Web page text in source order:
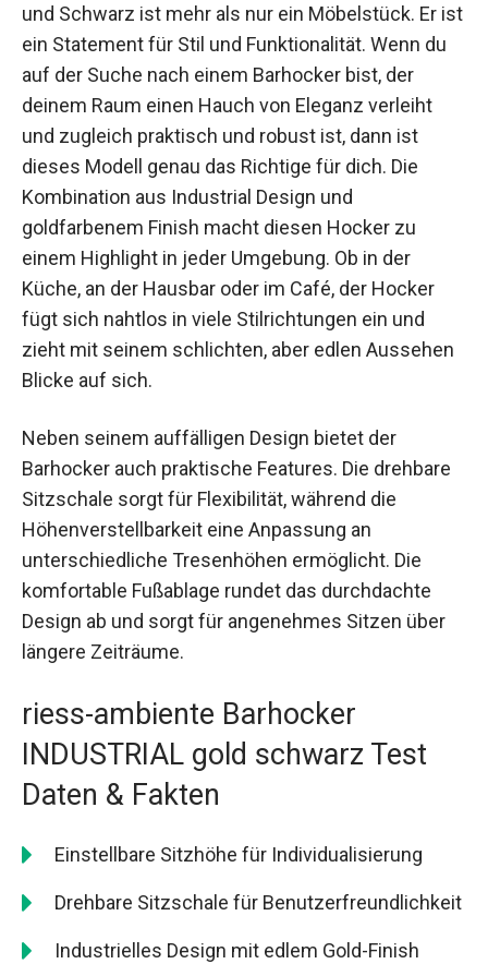
und Schwarz ist mehr als nur ein Möbelstück. Er ist
ein Statement für Stil und Funktionalität. Wenn du
auf der Suche nach einem Barhocker bist, der
deinem Raum einen Hauch von Eleganz verleiht
und zugleich praktisch und robust ist, dann ist
dieses Modell genau das Richtige für dich. Die
Kombination aus Industrial Design und
goldfarbenem Finish macht diesen Hocker zu
einem Highlight in jeder Umgebung. Ob in der
Küche, an der Hausbar oder im Café, der Hocker
fügt sich nahtlos in viele Stilrichtungen ein und
zieht mit seinem schlichten, aber edlen Aussehen
Blicke auf sich.
Neben seinem auffälligen Design bietet der
Barhocker auch praktische Features. Die drehbare
Sitzschale sorgt für Flexibilität, während die
Höhenverstellbarkeit eine Anpassung an
unterschiedliche Tresenhöhen ermöglicht. Die
komfortable Fußablage rundet das durchdachte
Design ab und sorgt für angenehmes Sitzen über
längere Zeiträume.
riess-ambiente Barhocker
INDUSTRIAL gold schwarz Test
Daten & Fakten
Einstellbare Sitzhöhe für Individualisierung
Drehbare Sitzschale für Benutzerfreundlichkeit
Industrielles Design mit edlem Gold-Finish